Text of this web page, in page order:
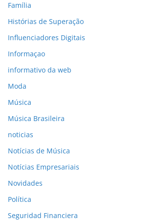
Família
Histórias de Superação
Influenciadores Digitais
Informaçao
informativo da web
Moda
Música
Música Brasileira
noticias
Notícias de Música
Notícias Empresariais
Novidades
Política
Seguridad Financiera